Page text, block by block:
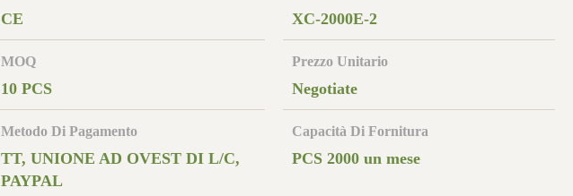
CE XC-2000E-2
MOQ
10 PCS
Prezzo Unitario
Negotiate
Metodo Di Pagamento
TT, UNIONE AD OVEST DI L/C,
PAYPAL
Capacità Di Fornitura
PCS 2000 un mese